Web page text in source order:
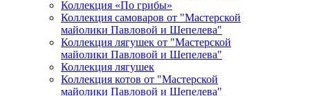
Коллекция «По грибы»
Коллекция самоваров от "Мастерской
майолики Павловой и Шепелева"
Коллекция лягушек от "Мастерской
майолики Павловой и Шепелева"
Коллекция лягушек
Коллекция котов от "Мастерской
майолики Павловой и Шепелева"